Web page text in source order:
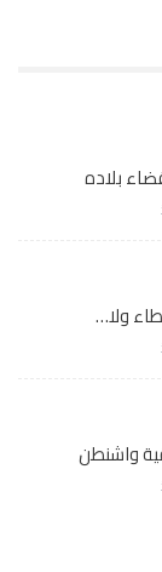
بلاده
ولا…
واشنطن